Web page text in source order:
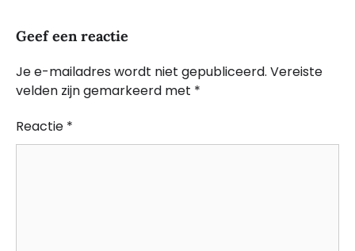
Geef een reactie
Je e-mailadres wordt niet gepubliceerd. Vereiste
velden zijn gemarkeerd met *
Reactie *